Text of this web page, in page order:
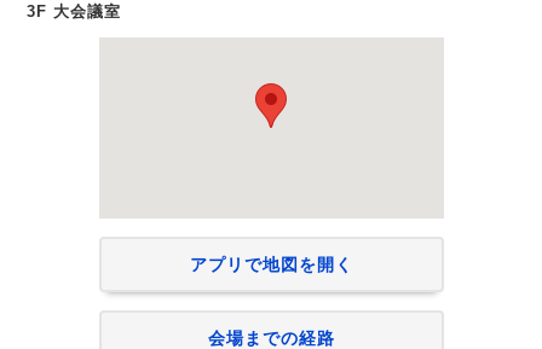
3F 大会議室
アプリで地図を開く
会場までの経路